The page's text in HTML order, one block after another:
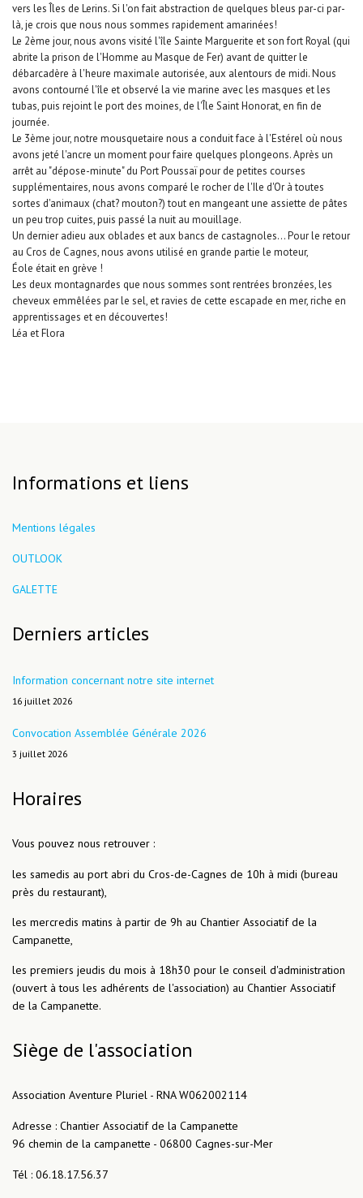
vers les Îles de Lerins. Si l'on fait abstraction de quelques bleus par-ci par-
là, je crois que nous nous sommes rapidement amarinées!
Le 2ème jour, nous avons visité l'île Sainte Marguerite et son fort Royal (qui
abrite la prison de l'Homme au Masque de Fer) avant de quitter le
débarcadère à l'heure maximale autorisée, aux alentours de midi. Nous
avons contourné l'île et observé la vie marine avec les masques et les
tubas, puis rejoint le port des moines, de l'Île Saint Honorat, en fin de
journée.
Le 3ème jour, notre mousquetaire nous a conduit face à l'Estérel où nous
avons jeté l'ancre un moment pour faire quelques plongeons. Après un
arrêt au "dépose-minute" du Port Poussaï pour de petites courses
supplémentaires, nous avons comparé le rocher de l'Ile d'Or à toutes
sortes d'animaux (chat? mouton?) tout en mangeant une assiette de pâtes
un peu trop cuites, puis passé la nuit au mouillage.
Un dernier adieu aux oblades et aux bancs de castagnoles... Pour le retour
au Cros de Cagnes, nous avons utilisé en grande partie le moteur,
Éole était en grève !
Les deux montagnardes que nous sommes sont rentrées bronzées, les
cheveux emmêlées par le sel, et ravies de cette escapade en mer, riche en
apprentissages et en découvertes!
Léa et Flora
Informations et liens
Mentions légales
OUTLOOK
GALETTE
Derniers articles
Information concernant notre site internet
16 juillet 2026
Convocation Assemblée Générale 2026
3 juillet 2026
Horaires
Vous pouvez nous retrouver :
les samedis au port abri du Cros-de-Cagnes de 10h à midi (bureau
près du restaurant),
les mercredis matins à partir de 9h au Chantier Associatif de la
Campanette,
les premiers jeudis du mois à 18h30 pour le conseil d'administration
(ouvert à tous les adhérents de l'association) au Chantier Associatif
de la Campanette.
Siège de l'association
Association Aventure Pluriel - RNA W062002114
Adresse : Chantier Associatif de la Campanette
96 chemin de la campanette - 06800 Cagnes-sur-Mer
Tél : 06.18.17.56.37